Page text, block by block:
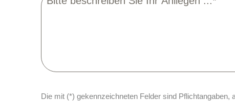
Die mit (*) gekennzeichneten Felder sind